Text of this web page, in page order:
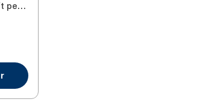
419.79 ft per roll